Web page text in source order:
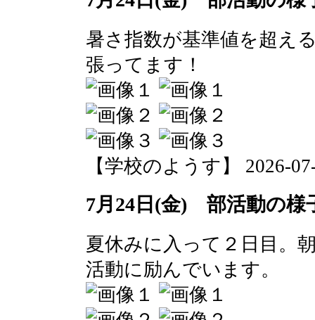
暑さ指数が基準値を超え
張ってます！
【学校のようす】 2026-
7月24日(金) 部活動の様
夏休みに入って２日目。
活動に励んでいます。